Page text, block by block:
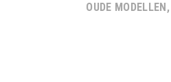
OUDE MODELLEN,